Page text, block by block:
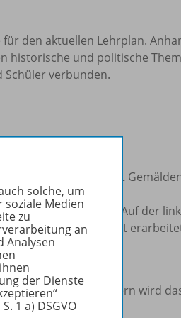
den aktuellen Lehrplan.
historische und politische
Schüler verbunden.
wider.
die drei Themen "mit
von Inhalten: Auf der
kompetenzorientiert
und Schülern wird
verbunden.
solche, um
Medien
zu
an
Analysen
der Dienste
1 a) DSGVO